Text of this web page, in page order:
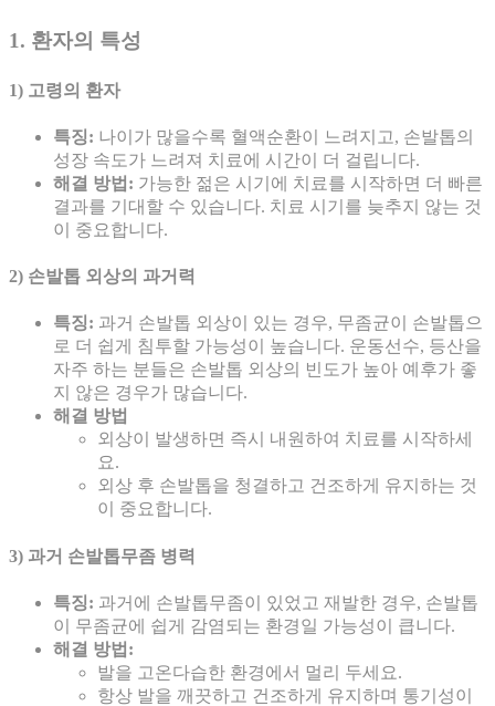
1. 환자의 특성
1) 고령의 환자
특징: 나이가 많을수록 혈액순환이 느려지고, 손발톱의
성장 속도가 느려져 치료에 시간이 더 걸립니다.
해결 방법: 가능한 젊은 시기에 치료를 시작하면 더 빠른
결과를 기대할 수 있습니다. 치료 시기를 늦추지 않는 것
이 중요합니다.
2) 손발톱 외상의 과거력
특징: 과거 손발톱 외상이 있는 경우, 무좀균이 손발톱으
로 더 쉽게 침투할 가능성이 높습니다. 운동선수, 등산을
자주 하는 분들은 손발톱 외상의 빈도가 높아 예후가 좋
지 않은 경우가 많습니다.
해결 방법
외상이 발생하면 즉시 내원하여 치료를 시작하세
요.
외상 후 손발톱을 청결하고 건조하게 유지하는 것
이 중요합니다.
3) 과거 손발톱무좀 병력
특징: 과거에 손발톱무좀이 있었고 재발한 경우, 손발톱
이 무좀균에 쉽게 감염되는 환경일 가능성이 큽니다.
해결 방법:
발을 고온다습한 환경에서 멀리 두세요.
항상 발을 깨끗하고 건조하게 유지하며 통기성이